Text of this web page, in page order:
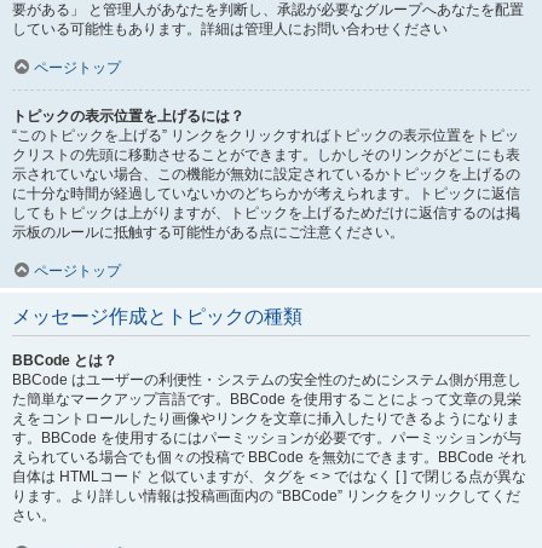
要がある」 と管理人があなたを判断し、承認が必要なグループへあなたを配置
している可能性もあります。詳細は管理人にお問い合わせください
ページトップ
トピックの表示位置を上げるには？
“このトピックを上げる” リンクをクリックすればトピックの表示位置をトピッ
クリストの先頭に移動させることができます。しかしそのリンクがどこにも表
示されていない場合、この機能が無効に設定されているかトピックを上げるの
に十分な時間が経過していないかのどちらかが考えられます。トピックに返信
してもトピックは上がりますが、トピックを上げるためだけに返信するのは掲
示板のルールに抵触する可能性がある点にご注意ください。
ページトップ
メッセージ作成とトピックの種類
BBCode とは？
BBCode はユーザーの利便性・システムの安全性のためにシステム側が用意し
た簡単なマークアップ言語です。BBCode を使用することによって文章の見栄
えをコントロールしたり画像やリンクを文章に挿入したりできるようになりま
す。BBCode を使用するにはパーミッションが必要です。パーミッションが与
えられている場合でも個々の投稿で BBCode を無効にできます。BBCode それ
自体は HTMLコード と似ていますが、タグを < > ではなく [ ] で閉じる点が異な
ります。より詳しい情報は投稿画面内の “BBCode” リンクをクリックしてくだ
さい。